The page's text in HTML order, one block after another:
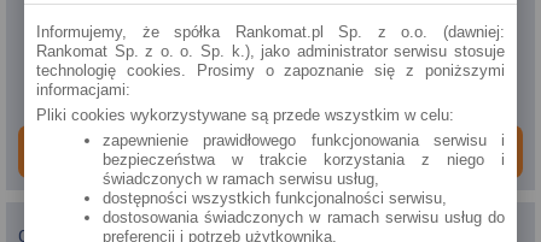
1695.28zł
RRSO
ZAMÓW ONLINE
Citi Handlowy-Kredyt hipoteczny
Informujemy, że spółka Rankomat.pl Sp. z o.o. (dawniej:
Rankomat Sp. z o. o. Sp. k.), jako administrator serwisu stosuje
technologię cookies. Prosimy o zapoznanie się z poniższymi
informacjami:
Pliki cookies wykorzystywane są przede wszystkim w celu:
zapewnienie prawidłowego funkcjonowania serwisu i
bezpieczeństwa w trakcie korzystania z niego i
świadczonych w ramach serwisu usług,
dostępności wszystkich funkcjonalności serwisu,
dostosowania świadczonych w ramach serwisu usług do
preferencji i potrzeb użytkownika,